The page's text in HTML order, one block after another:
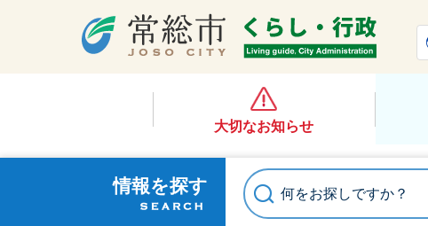
大切なお知らせ
情報を探す